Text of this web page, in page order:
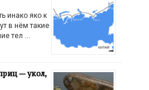
инако яко к
в нём такие
тел …
— укол,